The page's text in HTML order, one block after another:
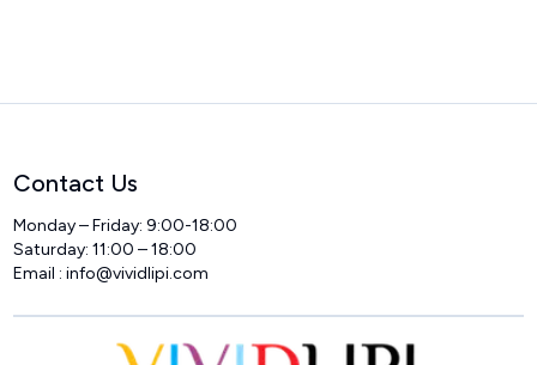
Contact Us
Monday – Friday: 9:00-18:00
Saturday: 11:00 – 18:00
Email :info@vividlipi.com